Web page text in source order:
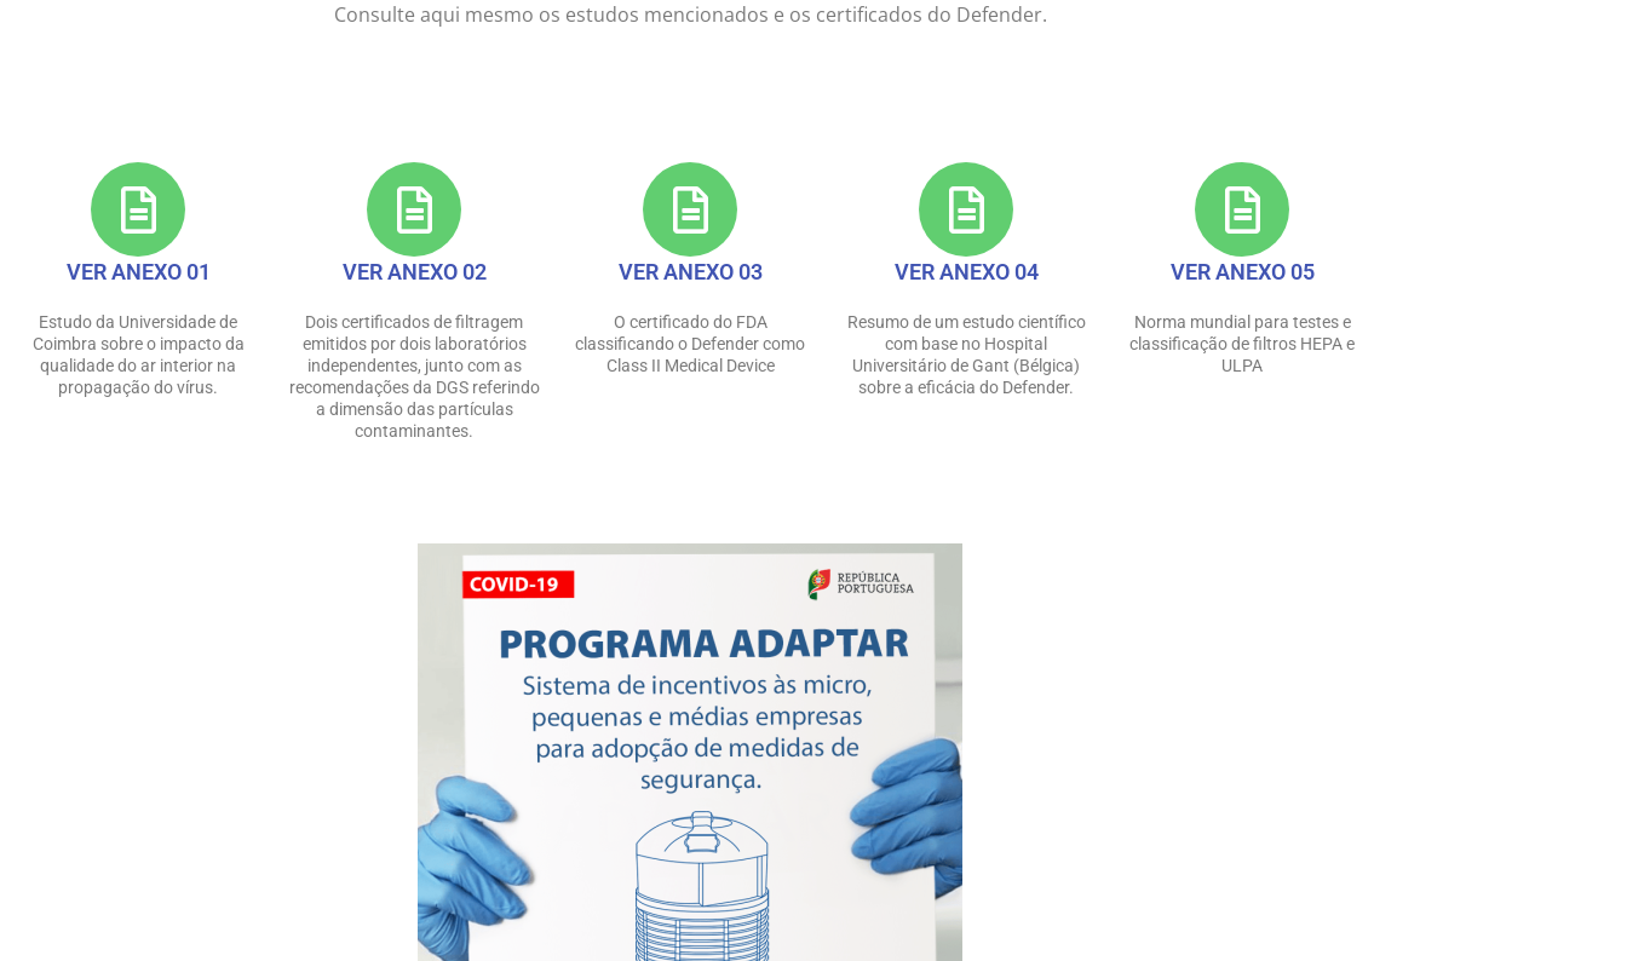
Consulte aqui mesmo os estudos mencionados e os certificados do Defender.
VER ANEXO 01
Estudo da Universidade de
Coimbra sobre o impacto da
qualidade do ar interior na
propagação do vírus.
VER ANEXO 02
Dois certificados de filtragem
emitidos por dois laboratórios
independentes, junto com as
recomendações da DGS referindo
a dimensão das partículas
contaminantes.
VER ANEXO 03
O certificado do FDA
classificando o Defender como
Class II Medical Device
VER ANEXO 04
Resumo de um estudo científico
com base no Hospital
Universitário de Gant (Bélgica)
sobre a eficácia do Defender.
VER ANEXO 05
Norma mundial para testes e
classificação de filtros HEPA e
ULPA